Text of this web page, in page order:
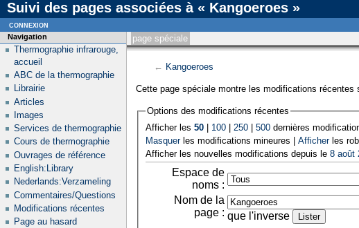
Suivi des pages associées à « Kangoeroes »
page spéciale
← Kangoeroes
Cette page spéciale montre les modifications
Options des modifications récentes
Afficher les 50| 100| 250| 500dernières
Masquerles modifications mineures | Afficherles
Afficher les nouvelles modifications depuis le 8 août
Espace de
noms :
Nom de la
page : que l'inverse
Navigation
Thermographie infrarouge,
accueil
ABC de la thermographie
Librairie
Articles
Images
Services de thermographie
Cours de thermographie
Ouvrages de référence
English:Library
Nederlands:Verzameling
Commentaires/Questions
Modifications récentes
Page au hasard
connexion